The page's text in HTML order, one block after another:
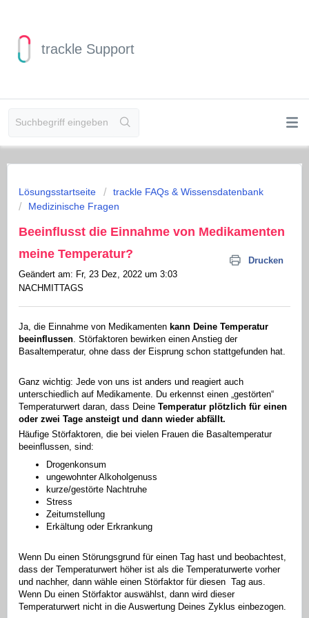
trackle Support
Lösungsstartseite
trackle FAQs & Wissensdatenbank
Medizinische Fragen
Beeinflusst die Einnahme von Medikamenten
meine Temperatur?
Drucken
Geändert am: Fr, 23 Dez, 2022 um 3:03
NACHMITTAGS
Ja, die Einnahme von Medikamenten kann Deine Temperatur
beeinflussen. Störfaktoren bewirken einen Anstieg der
Basaltemperatur, ohne dass der Eisprung schon stattgefunden hat.
Ganz wichtig: Jede von uns ist anders und reagiert auch
unterschiedlich auf Medikamente. Du erkennst einen „gestörten“
Temperaturwert daran, dass Deine Temperatur plötzlich für einen
oder zwei Tage ansteigt und dann wieder abfällt.
Häufige Störfaktoren, die bei vielen Frauen die Basaltemperatur
beeinflussen, sind:
Drogenkonsum
ungewohnter Alkoholgenuss
kurze/gestörte Nachtruhe
Stress
Zeitumstellung
Erkältung oder Erkrankung
Wenn Du einen Störungsgrund für einen Tag hast und beobachtest,
dass der Temperaturwert höher ist als die Temperaturwerte vorher
und nachher, dann wähle einen Störfaktor für diesen Tag aus.
Wenn Du einen Störfaktor auswählst, dann wird dieser
Temperaturwert nicht in die Auswertung Deines Zyklus einbezogen.